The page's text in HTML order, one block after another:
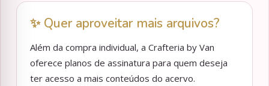
✨ Quer aproveitar mais arquivos?
Além da compra individual, a Crafteria by Van
oferece planos de assinatura para quem deseja
ter acesso a mais conteúdos do acervo.